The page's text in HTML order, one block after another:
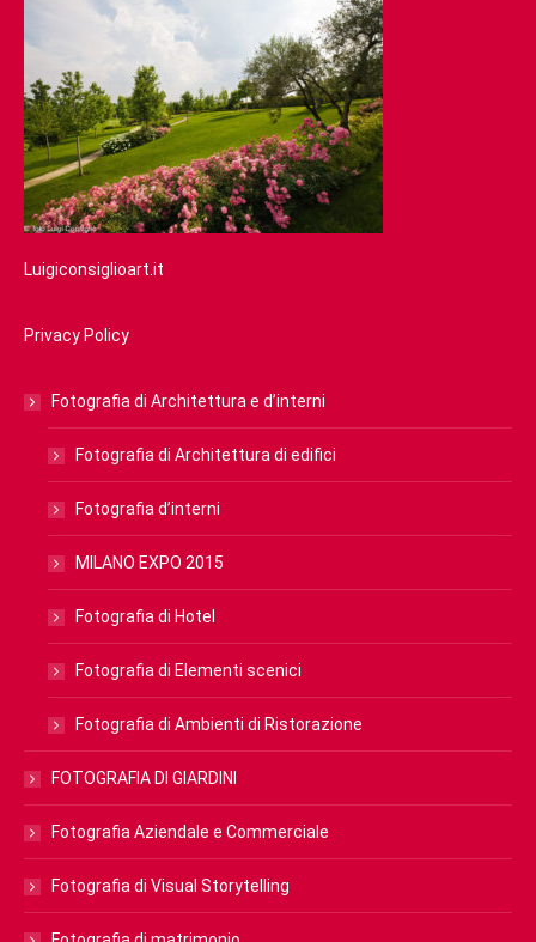
Luigiconsiglioart.it
Privacy Policy
Fotografia di Architettura e d’interni
Fotografia di Architettura di edifici
Fotografia d’interni
MILANO EXPO 2015
Fotografia di Hotel
Fotografia di Elementi scenici
Fotografia di Ambienti di Ristorazione
FOTOGRAFIA DI GIARDINI
Fotografia Aziendale e Commerciale
Fotografia di Visual Storytelling